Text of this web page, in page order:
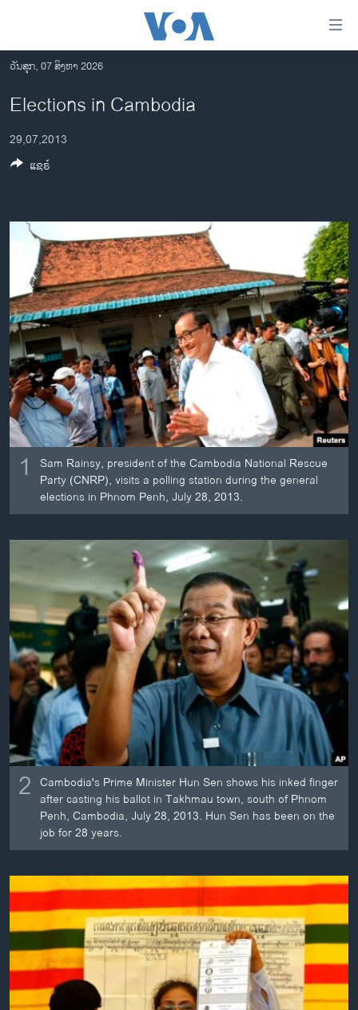
ເຂົ້າ
ຫາ
ຂ້າມ
ຂ້າມ
ຂ້າມ
ໄປ
ຄົ້ນ
ລາວ
ອາເມຣິກາ
ການເລືອກຕັ້ງ ປະທານາທີບໍດີ ສະຫະລັດ 2024
ໂລກ
ເອເຊຍ
ອິດສະຫຼະພາບດ້ານການຂ່າວ
ຊີວິດຊາວລາວ
ຊຸມຊົນຊາວລາວ
ວິທະຍາສາດ-ເທັກໂນໂລຈີ
ທຸລະກິດ
ພາສາອັງກິດ
ວີດີໂອ
ລາຍການກະຈາຍສຽງ
ພາສາຕ່າງໆ
ວັນສຸກ, 07 ສິງຫາ 2026
Elections in Cambodia
29,07,2013
1
Sam Rainsy, president of the Cambodia National Rescue
Party (CNRP), visits a polling station during the general
elections in Phnom Penh, July 28, 2013.
2 Cambodia's Prime Minister Hun Sen shows his inked finger
after casting his ballot in Takhmau town, south of Phnom
Penh, Cambodia, July 28, 2013. Hun Sen has been on the
job for 28 years.
ແຊຣ໌